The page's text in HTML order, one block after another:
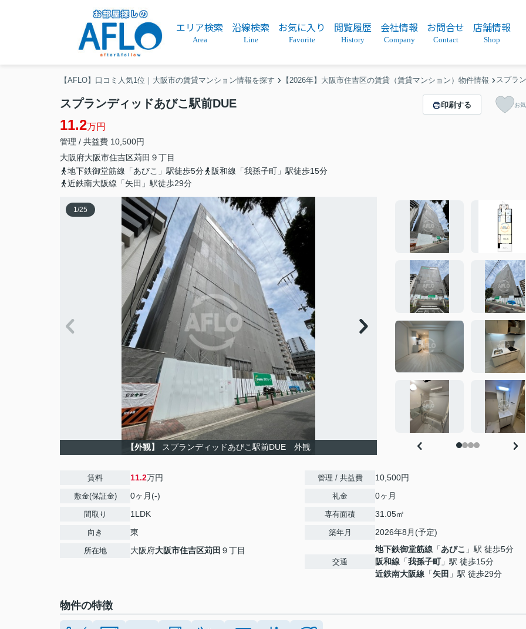
エリア検索
Area
沿線検索
Line
お気に入り
Favorite
閲覧履歴
History
会社情報
Company
お問合せ
Contact
店舗情報
Shop
【AFLO】口コミ人気1位｜大阪市の賃貸マンション情報を探す 【2026年】大阪市住吉区の賃貸（賃貸マンション）物件情報 スプラ
スプランディッドあびこ駅前DUE
11.2万円
管理 / 共益費 10,500円
大阪府大阪市住吉区苅田 ９丁目
地下鉄御堂筋線「あびこ」駅徒歩5分
阪和線「我孫子町」駅徒歩15分
近鉄南大阪線「矢田」駅徒歩29分
印刷する お
1/25
【外観】 スプランディッドあびこ駅前DUE 外観
賃料 11.2万円
敷金(保証金) 0ヶ月(-)
間取り 1LDK
向き 東
所在地 大阪府大阪市住吉区苅田 ９丁目
管理 / 共益費 10,500円
礼金 0ヶ月
専有面積 31.05㎡
築年月 2026年8月(予定)
交通
地下鉄御堂筋線 「あびこ 」駅 徒歩5分
阪和線 「我孫子町」駅 徒歩15分
近鉄南大阪線 「矢田 」駅 徒歩29分
物件の特徴